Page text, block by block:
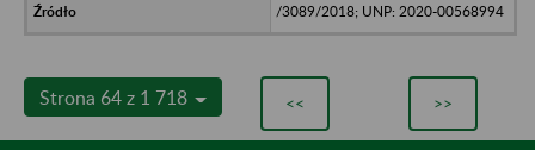
/3089/2018; UNP: 2020-00568994
Strona 64 z 1 718 << >>